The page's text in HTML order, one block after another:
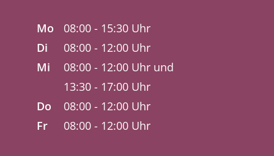
Mo
08:00 - 15:30 Uhr
Di
08:00 - 12:00 Uhr
Mi
08:00 - 12:00 Uhr und
13:30 - 17:00 Uhr
Do
08:00 - 12:00 Uhr
Fr
08:00 - 12:00 Uhr